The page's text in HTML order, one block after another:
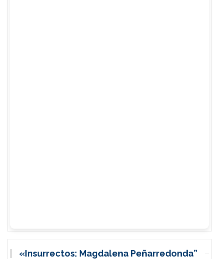
«Insurrectos: Magdalena Peñarredonda”